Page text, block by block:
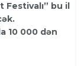
Festivalı” bu il
10 000 dən